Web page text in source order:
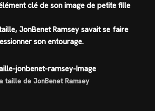
clé de son image de petite fille
JonBenet Ramsey savait se faire
son entourage.
taille de JonBenet Ramsey